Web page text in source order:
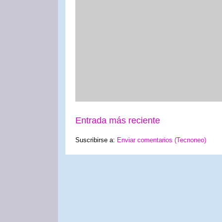
Entrada más reciente
Suscribirse a: Enviar comentarios (Tecnoneo)